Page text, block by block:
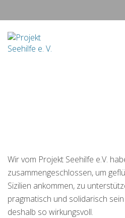
Wir vom Projekt Seehilfe e.V.
zusammengeschlossen, um
Sizilien ankommen, zu
pragmatisch und solidarisch
deshalb so wirkungsvoll.